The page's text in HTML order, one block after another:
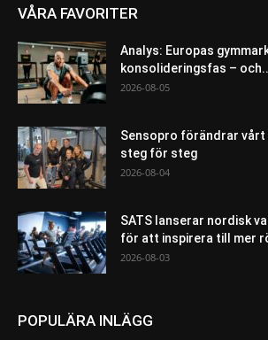
VÅRA FAVORITER
Analys: Europas
konsolideringsfas –
2026-08-05
Sensopro förändrar
steg för steg
2026-08-04
SATS lanserar nordisk
för att inspirera till mer
2026-08-03
POPULÄRA INLÄGG